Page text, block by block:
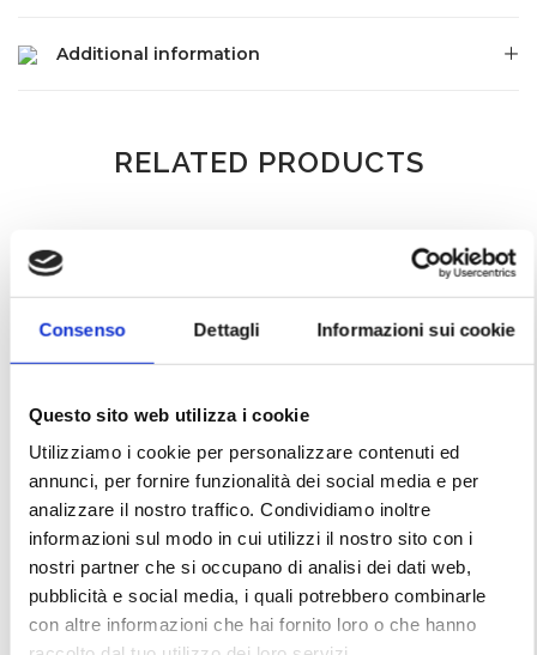
Consenso Dettagli Informazioni sui cookie
Questo sito web utilizza i cookie
Utilizziamo i cookie per personalizzare contenuti ed
annunci, per fornire funzionalità dei social media e per
analizzare il nostro traffico. Condividiamo inoltre
informazioni sul modo in cui utilizzi il nostro sito con i
nostri partner che si occupano di analisi dei dati web,
pubblicità e social media, i quali potrebbero combinarle
con altre informazioni che hai fornito loro o che hanno
Additional information
RELATED PRODUCTS
Miss Dior – Dress from
1970s
Christian Dior – Suit Dress
and Shirt from 1970s